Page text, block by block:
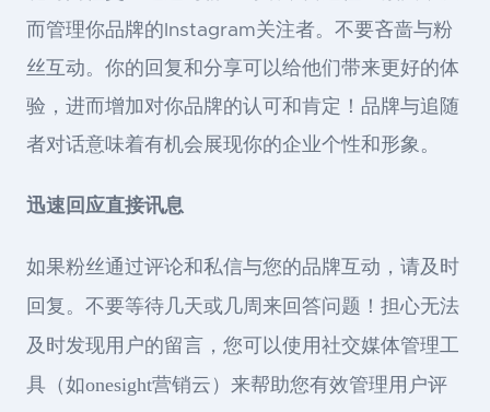
而管理你品牌的Instagram关注者。不要吝啬与粉
丝互动。你的回复和分享可以给他们带来更好的体
验，进而增加对你品牌的认可和肯定！品牌与追随
者对话意味着有机会展现你的企业个性和形象。
迅速回应直接讯息
如果粉丝通过评论和私信与您的品牌互动，请及时
回复。不要等待几天或几周来回答问题！担心无法
及时发现用户的留言，您可以使用社交媒体管理工
具（如onesight营销云）来帮助您有效管理用户评